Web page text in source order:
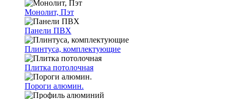
Монолит, Пэт
Панели ПВХ
Плинтуса, комплектующие
Плитка потолочная
Пороги алюмин.